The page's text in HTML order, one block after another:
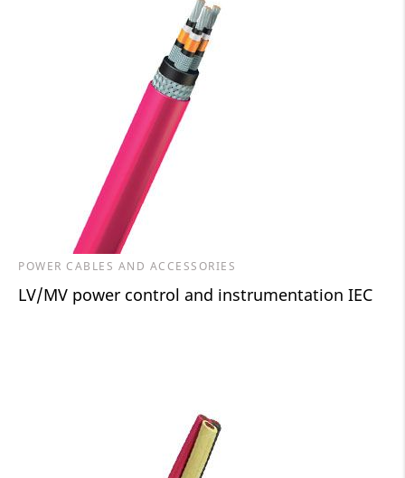
POWER CABLES AND ACCESSORIES
LV/MV power control and instrumentation IEC